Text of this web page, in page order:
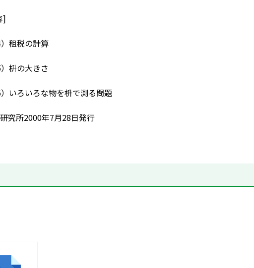
]
）租税の計算
）枡の大きさ
）いろいろな物を枡で測る問題
究所2000年7月28日発行